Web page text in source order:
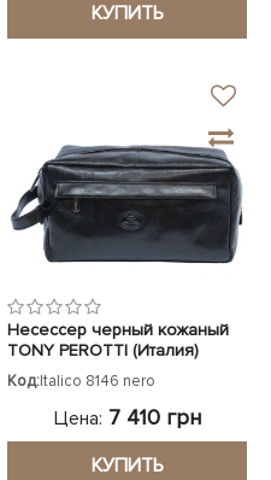
КУПИТЬ
Несессер черный кожаный
TONY PEROTTI (Италия)
Код:Italico 8146 nero
Цена: 7 410 грн
КУПИТЬ